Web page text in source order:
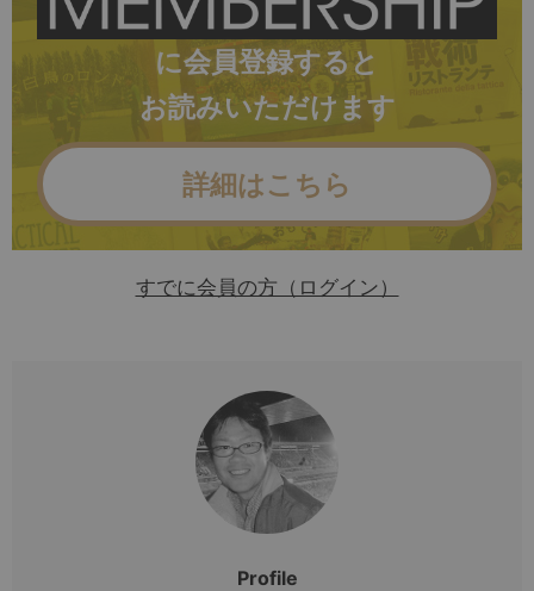
に会員登録すると
お読みいただけます
詳細はこちら
すでに会員の方（ログイン）
Profile